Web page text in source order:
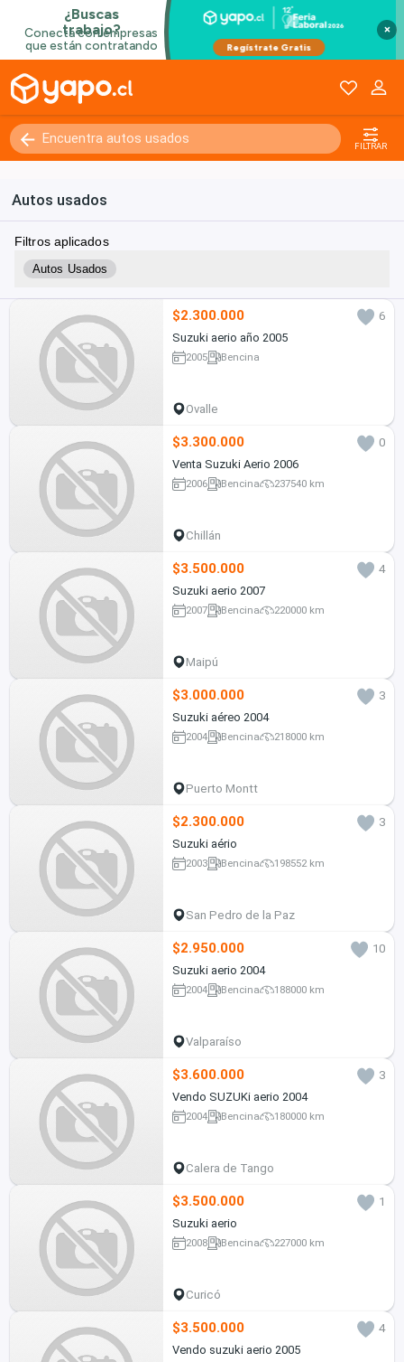
×
FILTRAR
Autos usados
Filtros aplicados
Autos Usados
$2.300.000
6
Suzuki aerio año 2005
2005 Bencina
Ovalle
$3.300.000
0
Venta Suzuki Aerio 2006
2006 Bencina 237540 km
Chillán
$3.500.000
4
Suzuki aerio 2007
2007 Bencina 220000 km
Maipú
$3.000.000
3
Suzuki aéreo 2004
2004 Bencina 218000 km
Puerto Montt
$2.300.000
3
Suzuki aério
2003 Bencina 198552 km
San Pedro de la Paz
$2.950.000
10
Suzuki aerio 2004
2004 Bencina 188000 km
Valparaíso
$3.600.000
3
Vendo SUZUKi aerio 2004
2004 Bencina 180000 km
Calera de Tango
$3.500.000
1
Suzuki aerio
2008 Bencina 227000 km
Curicó
$3.500.000
4
Vendo suzuki aerio 2005